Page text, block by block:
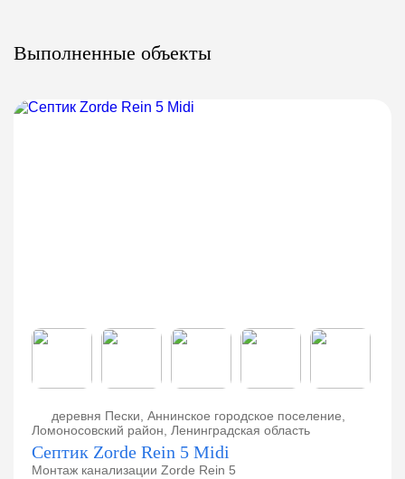
Выполненные объекты
деревня Пески, Аннинское городское поселение,
Ломоносовский район, Ленинградская область
Септик Zorde Rein 5 Midi
Монтаж канализации Zorde Rein 5